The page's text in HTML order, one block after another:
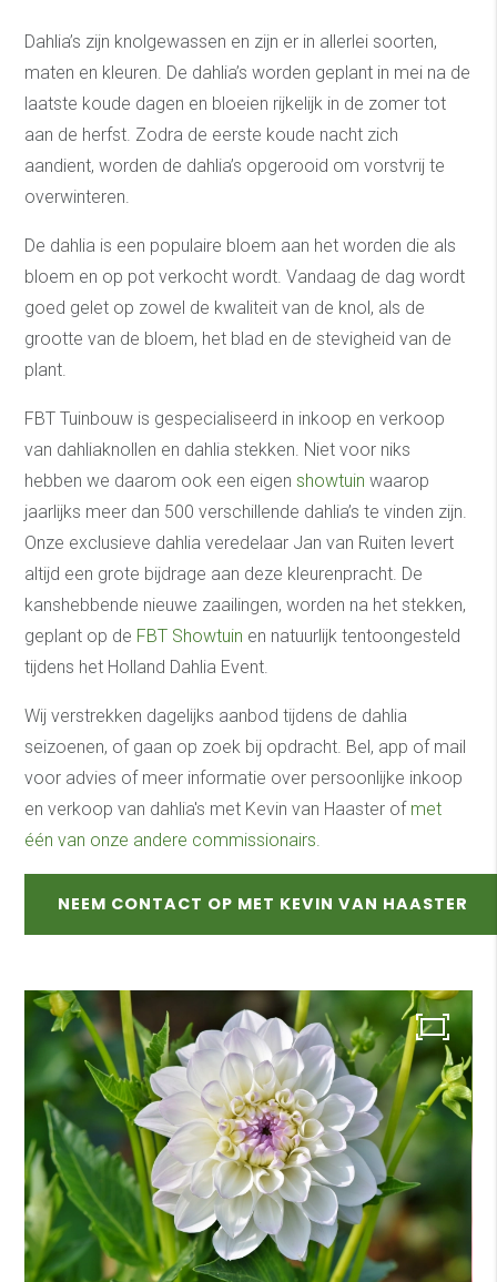
Dahlia’s zijn knolgewassen en zijn er in allerlei soorten,
maten en kleuren. De dahlia’s worden geplant in mei na de
laatste koude dagen en bloeien rijkelijk in de zomer tot
aan de herfst. Zodra de eerste koude nacht zich
aandient, worden de dahlia’s opgerooid om vorstvrij te
overwinteren.
De dahlia is een populaire bloem aan het worden die als
bloem en op pot verkocht wordt. Vandaag de dag wordt
goed gelet op zowel de kwaliteit van de knol, als de
grootte van de bloem, het blad en de stevigheid van de
plant.
FBT Tuinbouw is gespecialiseerd in inkoop en verkoop
van dahliaknollen en dahlia stekken. Niet voor niks
hebben we daarom ook een eigenshowtuin waarop
jaarlijks meer dan 500 verschillende dahlia’s te vinden zijn.
Onze exclusieve dahlia veredelaar Jan van Ruiten levert
altijd een grote bijdrage aan deze kleurenpracht. De
kanshebbende nieuwe zaailingen, worden na het stekken,
geplant op de FBT Showtuin en natuurlijk tentoongesteld
tijdens het Holland Dahlia Event.
Wij verstrekken dagelijks aanbod tijdens de dahlia
seizoenen, of gaan op zoek bij opdracht. Bel, app of mail
voor advies of meer informatie over persoonlijke inkoop
en verkoop van dahlia's met Kevin van Haaster of met
één van onze andere commissionairs.
NEEM CONTACT OP MET KEVIN VAN HAASTER